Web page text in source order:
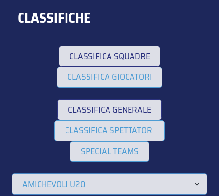
CLASSIFICHE
CLASSIFICA SQUADRE
CLASSIFICA GIOCATORI
CLASSIFICA GENERALE
CLASSIFICA SPETTATORI
SPECIAL TEAMS